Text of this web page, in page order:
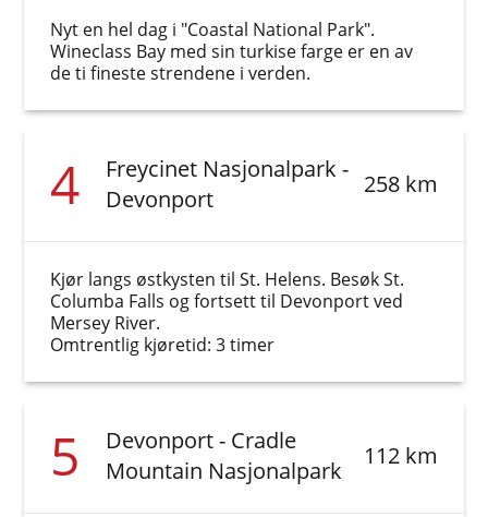
Nyt en hel dag i "Coastal National Park".
Wineclass Bay med sin turkise farge er en av
de ti fineste strendene i verden.
4
Freycinet Nasjonalpark -
Devonport
258 km
Kjør langs østkysten til St. Helens. Besøk St.
Columba Falls og fortsett til Devonport ved
Mersey River.
Omtrentlig kjøretid: 3 timer
5
Devonport - Cradle
Mountain Nasjonalpark
112 km